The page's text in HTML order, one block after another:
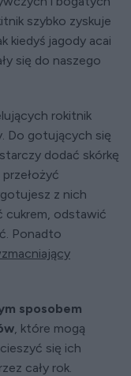
szybko zyskuje
kiedyś jagody acai
się do naszego
rokitnik
Do gotujących się
dodać skórkę
z nich
cukrem, odstawić
Ponadto
sposobem
, które mogą
się ich
cały rok.